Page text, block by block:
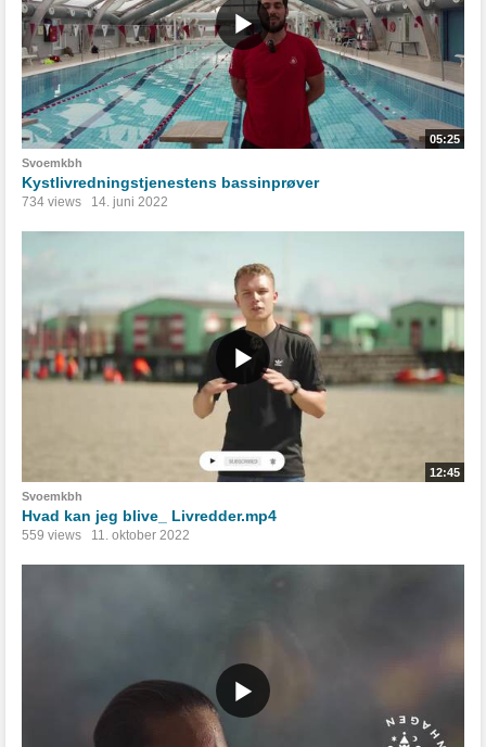
05:25
Svoemkbh
Kystlivredningstjenestens bassinprøver
734 views 14. juni 2022
12:45
Svoemkbh
Hvad kan jeg blive_ Livredder.mp4
559 views 11. oktober 2022